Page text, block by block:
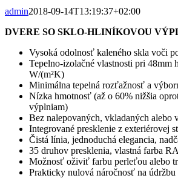
admin2018-09-14T13:19:37+02:00
DVERE SO SKLO-HLINÍKOVOU
Vysoká odolnosť kaleného skla voči
Tepelno-izolačné vlastnosti pri 48mm
W/(m²K)
Minimálna tepelná rozťažnosť a
Nízka hmotnosť (až o 60% nižšia
výplniam)
Bez nalepovaných, vkladaných alebo
Integrované presklenie z exteriérovej
Čistá línia, jednoduchá elegancia,
35 druhov presklenia, vlastná farba
Možnosť oživiť farbu perleťou alebo
Prakticky nulová náročnosť na údržbu